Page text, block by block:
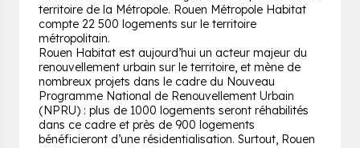
territoire de la Métropole. Rouen Métropole Habitat
compte 22 500 logements sur le territoire
métropolitain.
Rouen Habitat est aujourd’hui un acteur majeur du
renouvellement urbain sur le territoire, et mène de
nombreux projets dans le cadre du Nouveau
Programme National de Renouvellement Urbain
(NPRU) : plus de 1000 logements seront réhabilités
dans ce cadre et près de 900 logements
bénéficieront d’une résidentialisation. Surtout, Rouen